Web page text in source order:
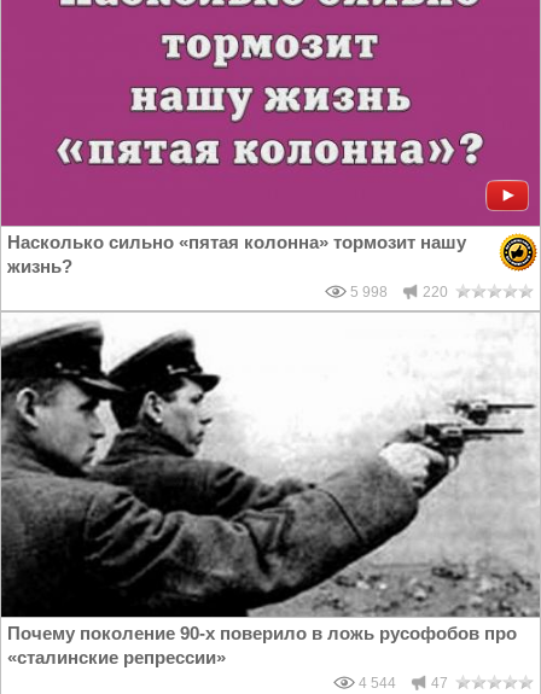
Насколько сильно «пятая колонна» тормозит нашу
жизнь?
5 998 220
Почему поколение 90-х поверило в ложь русофобов про
«сталинские репрессии»
4 544 47